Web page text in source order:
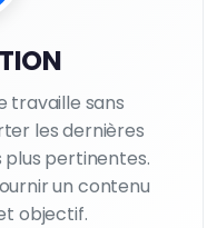
travaille sans
les dernières
pertinentes.
un contenu
objectif.